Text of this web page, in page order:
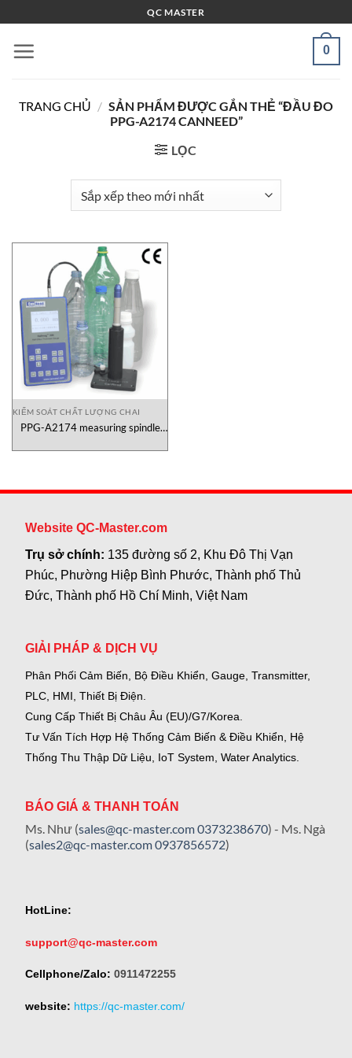
qua
nội
QC MASTER
0
TRANG CHỦ / SẢN PHẨM ĐƯỢC GẮN THẺ “ĐẦU ĐO
PPG-A2174 CANNEED”
LỌC
KIỂM SOÁT CHẤT LƯỢNG CHAI
PPG-A2174 measuring spindle
Website QC-Master.com
Trụ sở chính: 135 đường số 2, Khu Đô Thị Vạn
Phúc, Phường Hiệp Bình Phước, Thành phố Thủ
Đức, Thành phố Hồ Chí Minh, Việt Nam
GIẢI PHÁP & DỊCH VỤ
Phân Phối Cảm Biến, Bộ Điều Khiển, Gauge, Transmitter,
PLC, HMI, Thiết Bị Điện.
Cung Cấp Thiết Bị Châu Âu (EU)/G7/Korea.
Tư Vấn Tích Hợp Hệ Thống Cảm Biến & Điều Khiển, Hệ
Thống Thu Thập Dữ Liệu, IoT System, Water Analytics.
BÁO GIÁ & THANH TOÁN
Ms. Như (sales@qc-master.com0373238670) - Ms. Ngà
(sales2@qc-master.com0937856572)
HotLine:
support@qc-master.com
Cellphone/Zalo: 0911472255
website: https://qc-master.com/